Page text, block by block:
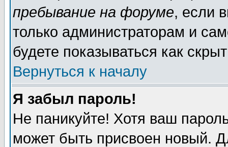
пребывание на форуме, если
только администраторам и
будете показываться как
Вернуться к началу
Я забыл пароль!
Не паникуйте! Хотя ваш
может быть присвоен новый.